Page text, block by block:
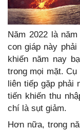
Năm 2022 là
con giáp này
khiến năm nay
trong mọi mặt.
liên tiếp gặp phải
tiến khiến thu
chí là sụt giảm.
Hơn nữa, trong